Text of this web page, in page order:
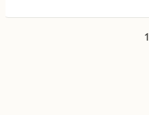
1
2
3
4
5
6
7
8
9
10
11